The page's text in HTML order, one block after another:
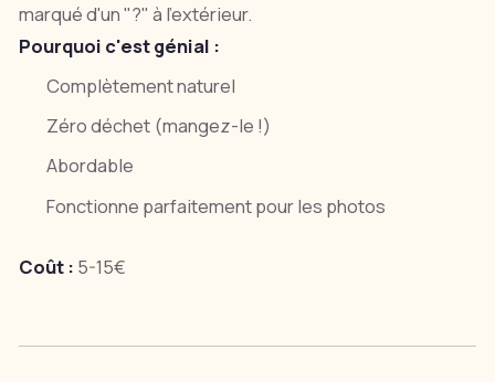
marqué d'un "?" à l'extérieur.
Pourquoi c'est génial :
Complètement naturel
Zéro déchet (mangez-le !)
Abordable
Fonctionne parfaitement pour les photos
Coût : 5-15€